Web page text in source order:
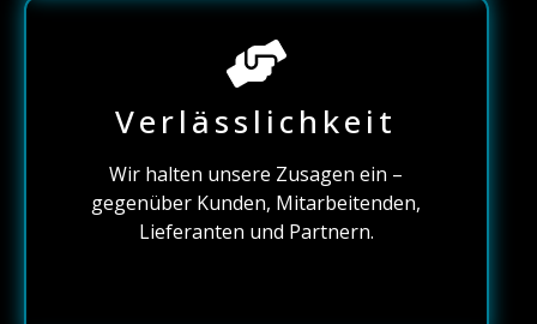
Verlässlichkeit
Wir halten unsere Zusagen ein –
gegenüber Kunden, Mitarbeitenden,
Lieferanten und Partnern.